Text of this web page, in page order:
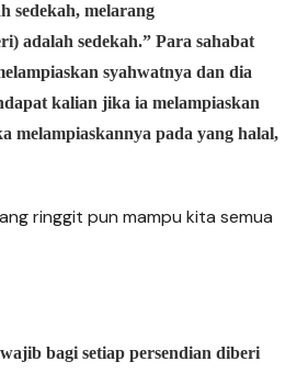
sedekah, melarang
adalah sedekah.” Para sahabat
syahwatnya dan dia
kalian jika ia melampiaskan
melampiaskannya pada yang halal,
ringgit pun mampu kita semua
bagi setiap persendian diberi